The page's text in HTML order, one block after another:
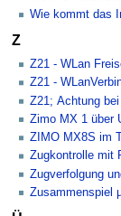
Wie kommt das
Z
Z21 - WLan
Z21 -
Z21; Achtung
Zimo MX 1 über
ZIMO MX8S im
Zugkontrolle mit
Zugverfolgung
Zusammenspiel